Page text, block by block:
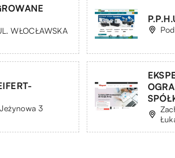
WŁOCŁAWSKA
3